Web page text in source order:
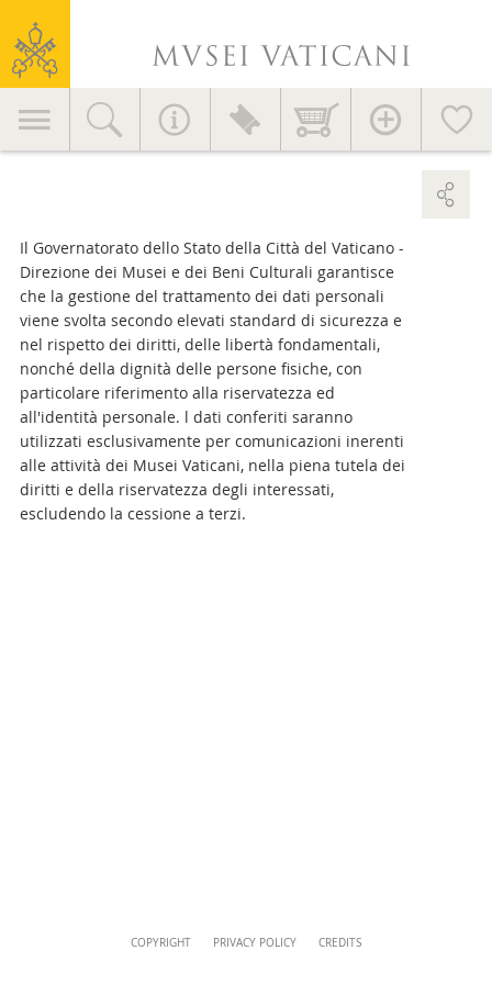
Musei
Vaticani
Navigazione
principale
Servizi al visitatore
Didattica
EVENTI E NOVITÀ
Notizie
MV nel mondo
Area stampa
COME RAGGIUNGERCI >
Contatti
Informazioni generali
+39 06 69883145
info.musei@scv.va
Uffici della Direzione
+39 06 69883332
Accessori > Complementi d'arredo >
Il Governatorato dello Stato della Città del Vaticano -
Direzione dei Musei e dei Beni Culturali garantisce
che la gestione del trattamento dei dati personali
viene svolta secondo elevati standard di sicurezza e
nel rispetto dei diritti, delle libertà fondamentali,
nonché della dignità delle persone fisiche, con
particolare riferimento alla riservatezza ed
all'identità personale. l dati conferiti saranno
utilizzati esclusivamente per comunicazioni inerenti
alle attività dei Musei Vaticani, nella piena tutela dei
diritti e della riservatezza degli interessati,
escludendo la cessione a terzi.
COPYRIGHT PRIVACY POLICY CREDITS